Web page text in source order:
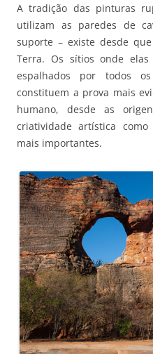
A tradição das pinturas
utilizam as paredes de
suporte – existe desde
Terra. Os sítios onde
espalhados por todos
constituem a prova mais
humano, desde as
criatividade artística
mais importantes.